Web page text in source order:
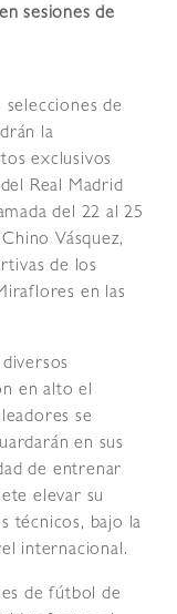
sesiones de
selecciones de
la
exclusivos
Real Madrid
del 22 al 25
Vásquez,
de los
en las
en alto el
se
en sus
de entrenar
elevar su
técnicos, bajo la
internacional.
de fútbol de